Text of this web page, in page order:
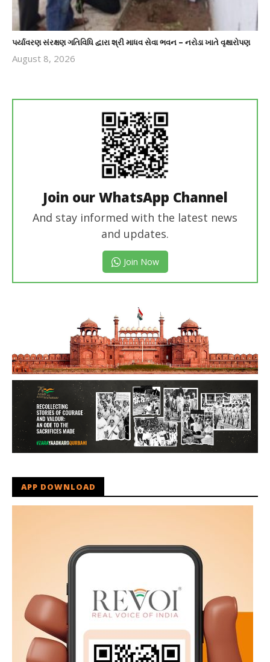
પર્યાવરણ સંરક્ષણ ગતિવિધિ દ્વારા શ્રી માધવ સેવા ભવન – નરોડા ખાતે વૃક્ષારોપણ
August 8, 2026
Join our WhatsApp Channel
And stay informed with the latest news
and updates.
Join Now
APP DOWNLOAD